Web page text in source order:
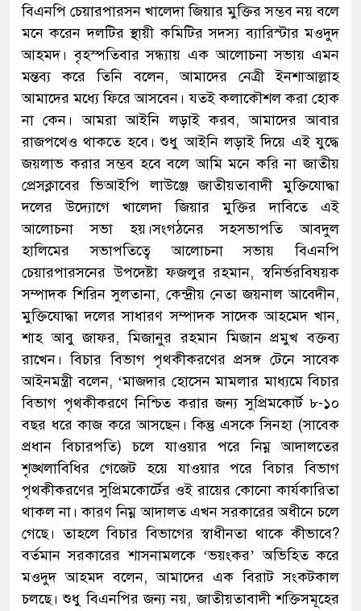
বিএনপি চেয়ারপারসন খালেদা জিয়ার মুক্তির সম্ভব নয় বলে
মনে করেন দলটির স্থায়ী কমিটির সদস্য ব্যারিস্টার মওদুদ
আহমদ। বৃহস্পতিবার সন্ধ্যায় এক আলোচনা সভায় এমন
মন্তব্য করে তিনি বলেন, আমাদের নেত্রী ইনশাআল্লাহ
আমাদের মধ্যে ফিরে আসবেন। যতই কলাকৌশল করা হোক
না কেন। আমরা আইনি লড়াই করব, আমাদের আবার
রাজপথেও থাকতে হবে। শুধু আইনি লড়াই দিয়ে এই যুদ্ধে
জয়লাভ করার সম্ভব হবে বলে আমি মনে করি না জাতীয়
প্রেসক্লাবের ভিআইপি লাউঞ্জে জাতীয়তাবাদী মুক্তিযোদ্ধা
দলের উদ্যোগে খালেদা জিয়ার মুক্তির দাবিতে এই
আলোচনা সভা হয়।সংগঠনের সহসভাপতি আবদুল
হালিমের সভাপতিত্বে আলোচনা সভায় বিএনপি
চেয়ারপারসনের উপদেষ্টা ফজলুর রহমান, স্বনির্ভরবিষয়ক
সম্পাদক শিরিন সুলতানা, কেন্দ্রীয় নেতা জয়নাল আবেদীন,
মুক্তিযোদ্ধা দলের সাধারণ সম্পাদক সাদেক আহমেদ খান,
শাহ আবু জাফর, মিজানুর রহমান মিজান প্রমুখ বক্তব্য
রাখেন। বিচার বিভাগ পৃথকীকরণের প্রসঙ্গ টেনে সাবেক
আইনমন্ত্রী বলেন, ‘মাজদার হোসেন মামলার মাধ্যমে বিচার
বিভাগ পৃথকীকরণে নিশ্চিত করার জন্য সুপ্রিমকোর্ট ৮-১০
বছর ধরে কাজ করে আসছেন। কিন্তু এসকে সিনহা (সাবেক
প্রধান বিচারপতি) চলে যাওয়ার পরে নিম্ন আদালতের
শৃঙ্খলাবিধির গেজেট হয়ে যাওয়ার পরে বিচার বিভাগ
পৃথকীকরণের সুপ্রিমকোর্টের ওই রায়ের কোনো কার্যকারিতা
থাকল না। কারণ নিম্ন আদালত এখন সরকারের অধীনে চলে
গেছে। তাহলে বিচার বিভাগের স্বাধীনতা থাকে কীভাবে?
বর্তমান সরকারের শাসনামলকে ‘ভয়ংকর’ অভিহিত করে
মওদুদ আহমদ বলেন, আমাদের এক বিরাট সংকটকাল
চলছে। শুধু বিএনপির জন্য নয়, জাতীয়তাবাদী শক্তিসমূহের